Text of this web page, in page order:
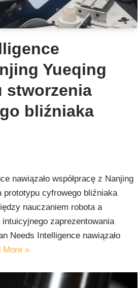
Yueqing
stworzenia
bliźniaka
nawiązało współpracę z Nanjing
prototypu cyfrowego bliźniaka
nauczaniem robota a
zaprezentowania
Needs Intelligence nawiązało
More »